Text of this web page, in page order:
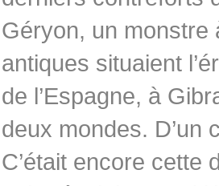
Géryon, un monstre
antiques situaient
de l’Espagne, à
deux mondes. D’un
C’était encore cette